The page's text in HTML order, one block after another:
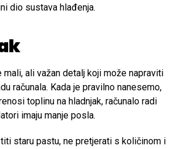
dio sustava hlađenja.
mali, ali važan detalj koji može napraviti
računala. Kada je pravilno nanesemo,
toplinu na hladnjak, računalo radi
imaju manje posla.
staru pastu, ne pretjerati s količinom i